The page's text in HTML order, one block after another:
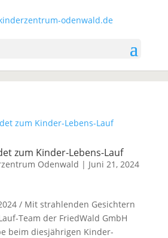
zum Kinder-Lebens-Lauf
Odenwald | Juni 21, 2024
/ Mit strahlenden Gesichtern
Team der FriedWald GmbH
beim diesjährigen Kinder-